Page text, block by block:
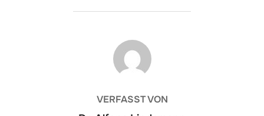
BEITRAGSAUTOR
VERFASST VON